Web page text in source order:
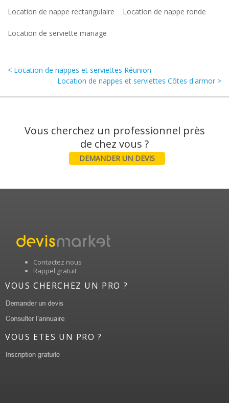
Location de nappe rectangulaire Location de nappe ronde
Location de serviette mariage
< Location de nappes et serviettes Réunion
Location de nappes et serviettes Côtes d'armor >
Vous cherchez un professionnel près
DEMANDER UN DEVIS
Contactez nous
Rappel gratuit
VOUS CHERCHEZ UN PRO ?
VOUS ETES UN PRO ?